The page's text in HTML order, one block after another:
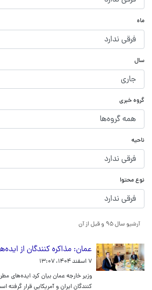
ماه
سال
گروه خبری
ناحیه
نوع محتوا
آرشیو سال ۹۵ و قبل از آن
عمان: مذاکره کنندگان از
۷ اسفند ۱۴۰۴، ۱۳:۰۷
وزیر خارجه عمان بیان کرد ایده‌های
کنندگان ایران و آمریکایی قرار گرفته